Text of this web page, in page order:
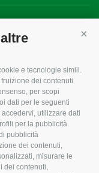
e tecnologie simili.
dei contenuti
per scopi
dati per le seguenti
utilizzare dati
per la pubblicità
pubblicità
dei contenuti,
misurare le
dei contenuti,